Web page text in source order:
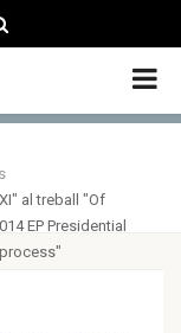
ENGLISH
al treball "Of
EP Presidential